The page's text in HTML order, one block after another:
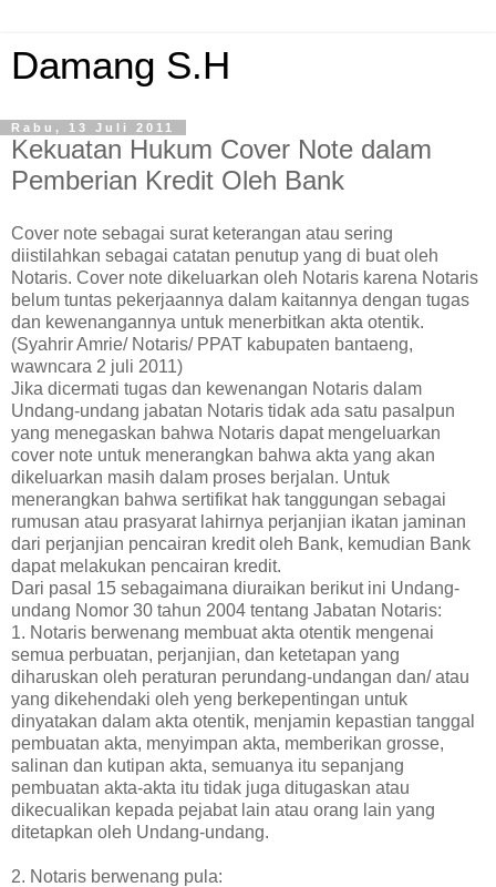
Damang S.H
Rabu, 13 Juli 2011
Kekuatan Hukum Cover Note dalam
Pemberian Kredit Oleh Bank
Cover note sebagai surat keterangan atau sering
diistilahkan sebagai catatan penutup yang di buat oleh
Notaris. Cover note dikeluarkan oleh Notaris karena Notaris
belum tuntas pekerjaannya dalam kaitannya dengan tugas
dan kewenangannya untuk menerbitkan akta otentik.
(Syahrir Amrie/ Notaris/ PPAT kabupaten bantaeng,
wawncara 2 juli 2011)
Jika dicermati tugas dan kewenangan Notaris dalam
Undang-undang jabatan Notaris tidak ada satu pasalpun
yang menegaskan bahwa Notaris dapat mengeluarkan
cover note untuk menerangkan bahwa akta yang akan
dikeluarkan masih dalam proses berjalan. Untuk
menerangkan bahwa sertifikat hak tanggungan sebagai
rumusan atau prasyarat lahirnya perjanjian ikatan jaminan
dari perjanjian pencairan kredit oleh Bank, kemudian Bank
dapat melakukan pencairan kredit.
Dari pasal 15 sebagaimana diuraikan berikut ini Undang-
undang Nomor 30 tahun 2004 tentang Jabatan Notaris:
1. Notaris berwenang membuat akta otentik mengenai
semua perbuatan, perjanjian, dan ketetapan yang
diharuskan oleh peraturan perundang-undangan dan/ atau
yang dikehendaki oleh yeng berkepentingan untuk
dinyatakan dalam akta otentik, menjamin kepastian tanggal
pembuatan akta, menyimpan akta, memberikan grosse,
salinan dan kutipan akta, semuanya itu sepanjang
pembuatan akta-akta itu tidak juga ditugaskan atau
dikecualikan kepada pejabat lain atau orang lain yang
ditetapkan oleh Undang-undang.
2. Notaris berwenang pula: